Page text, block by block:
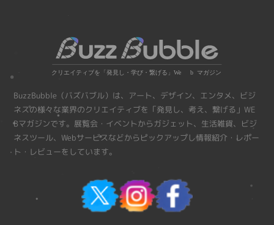
BuzzBubble（バズバブル）は、アート、デザイン、エンタメ、ビジ
ネスの様々な業界のクリエイティブを「発見し、考え、繋げる」WE
Bマガジンです。展覧会・イベントからガジェット、生活雑貨、ビジ
ネスツール、Webサービスなどからピックアップし情報紹介・レポー
ト・レビューをしています。